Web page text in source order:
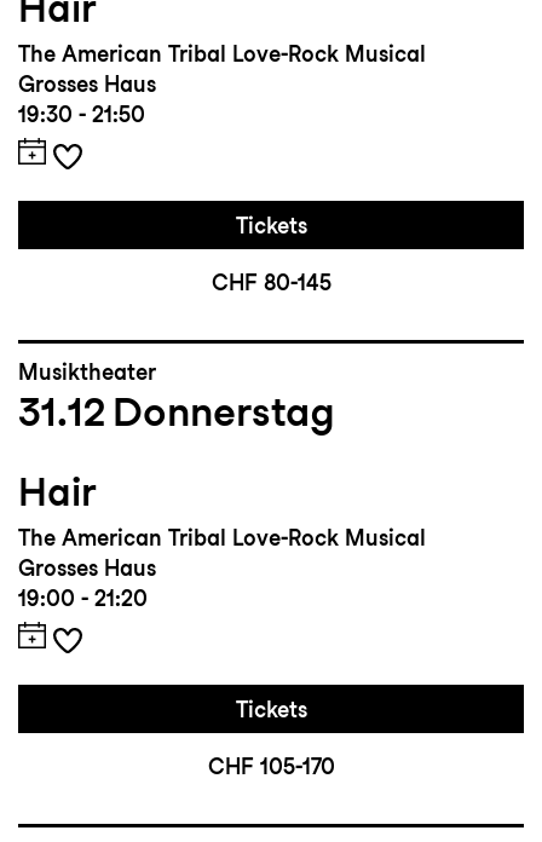
The American Tribal Love-Rock Musical
Grosses Haus
19:30 - 21:50
Tickets
CHF 80-145
Musiktheater
31.12 Donnerstag
Hair
The American Tribal Love-Rock Musical
Grosses Haus
19:00 - 21:20
Tickets
CHF 105-170